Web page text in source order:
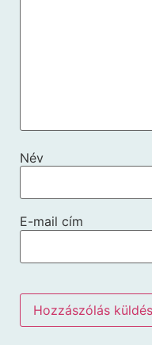
Név
E-mail cím